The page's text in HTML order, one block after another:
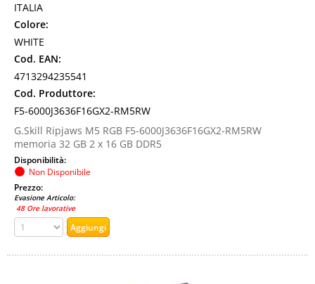
ITALIA
Colore:
WHITE
Cod. EAN:
4713294235541
Cod. Produttore:
F5-6000J3636F16GX2-RM5RW
G.Skill Ripjaws M5 RGB F5-6000J3636F16GX2-RM5RW
memoria 32 GB 2 x 16 GB DDR5
Disponibilità:
Non Disponibile
Prezzo:
Evasione Articolo:
48 Ore lavorative